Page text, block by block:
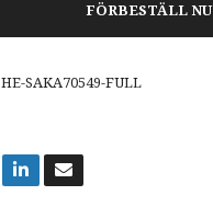
FÖRBESTÄLL NU
HE-SAKA70549-FULL